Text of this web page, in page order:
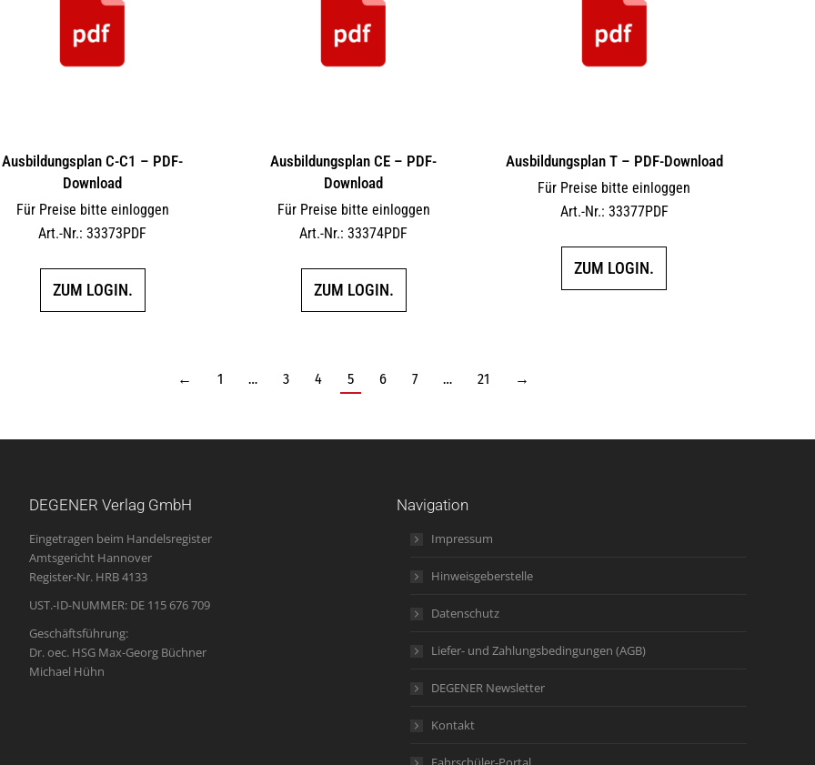
Ausbildungsplan C-C1 – PDF-
Download
Für Preise bitte einloggen
Art.-Nr.: 33373PDF
ZUM LOGIN.
Ausbildungsplan CE – PDF-
Download
Für Preise bitte einloggen
Art.-Nr.: 33374PDF
ZUM LOGIN.
Ausbildungsplan T – PDF-Download
Für Preise bitte einloggen
Art.-Nr.: 33377PDF
ZUM LOGIN.
← 1 … 3 4 5 6 7 … 21 →
DEGENER Verlag GmbH
Eingetragen beim Handelsregister
Amtsgericht Hannover
Register-Nr. HRB 4133
UST.-ID-NUMMER: DE 115 676 709
Geschäftsführung:
Dr. oec. HSG Max-Georg Büchner
Michael Hühn
Navigation
Impressum
Hinweisgeberstelle
Datenschutz
Liefer- und Zahlungsbedingungen (AGB)
DEGENER Newsletter
Kontakt